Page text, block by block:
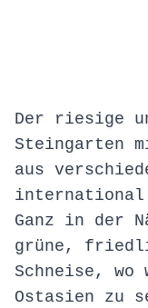
Der riesige
Steingarten
aus
international
Ganz in der
grüne,
Schneise,
Ostasien zu